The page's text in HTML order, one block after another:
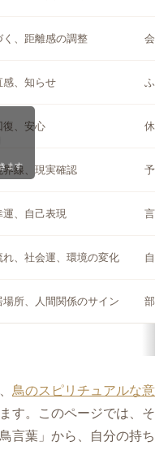
く、距離感の調整 会
感、知らせ ふ
復、安心 休
界線、現実確認 予
運、自己表現 言
れ、社会運、環境の変化 自
場所、人間関係のサイン 部
ます
鳥のスピリチュアルな意
す。このページでは、そ
言葉」から、自分の持ち